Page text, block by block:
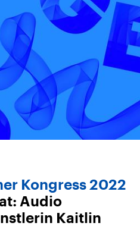
Kongress 2022
Audio
Kaitlin